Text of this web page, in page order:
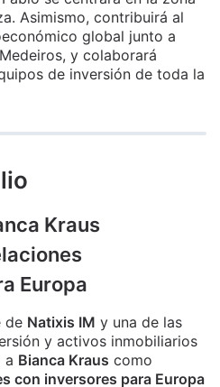
Asimismo, contribuirá al
global junto a
y colaborará
de inversión de toda la
Kraus
Europa
de Natixis IM y una de las
y activos inmobiliarios
a Bianca Kraus como
con inversores para Europa